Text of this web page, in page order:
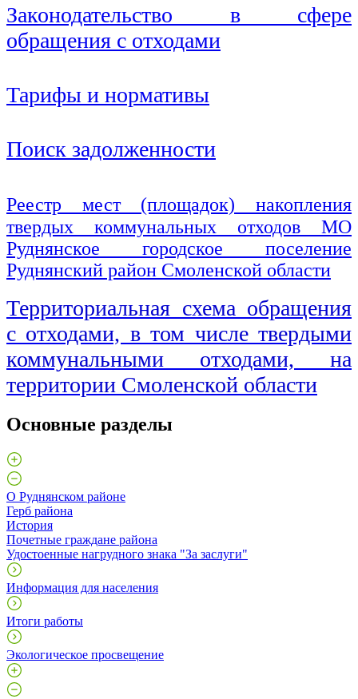
Законодательство в сфере
обращения с отходами
Тарифы и нормативы
Поиск задолженности
Реестр мест (площадок) накопления
твердых коммунальных отходов МО
Руднянское городское поселение
Руднянский район Смоленской области
Территориальная схема обращения
с отходами, в том числе твердыми
коммунальными отходами, на
территории Смоленской области
Основные разделы
О Руднянском районе
Герб района
История
Почетные граждане района
Удостоенные нагрудного знака "За заслуги"
Информация для населения
Итоги работы
Экологическое просвещение